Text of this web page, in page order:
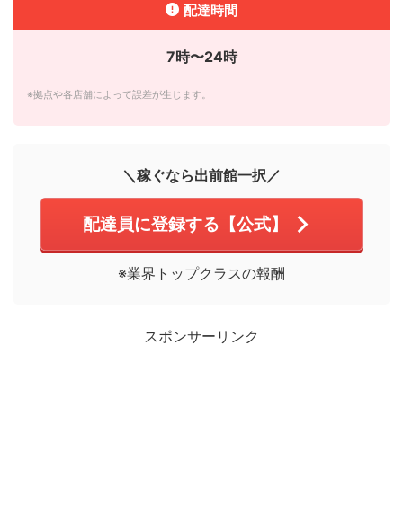
配達時間
7時〜24時
※拠点や各店舗によって誤差が生じます。
＼稼ぐなら出前館一択／
配達員に登録する【公式】
※業界トップクラスの報酬
スポンサーリンク